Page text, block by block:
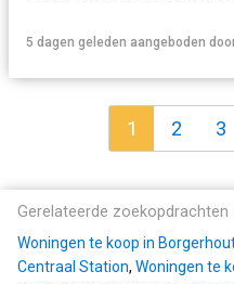
5 dagen geleden aangeboden
1 2 3
Gerelateerde zoekopdrachten
Woningen te koop in
Centraal Station, Woningen te